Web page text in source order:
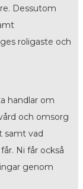
Dessutom
roligaste och
handlar om
och omsorg
samt vad
Ni får också
genom